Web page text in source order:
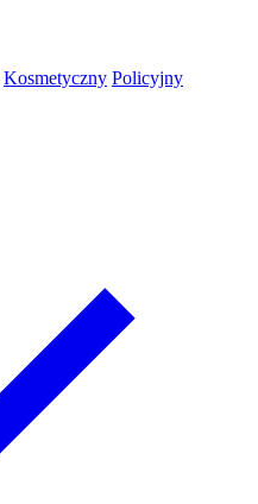
Kosmetyczny Policyjny